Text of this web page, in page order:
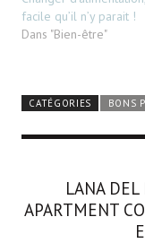
facile qu’il n’y parait !
Dans "Bien-être"
CATÉGORIES BONS
LANA
APARTMENT